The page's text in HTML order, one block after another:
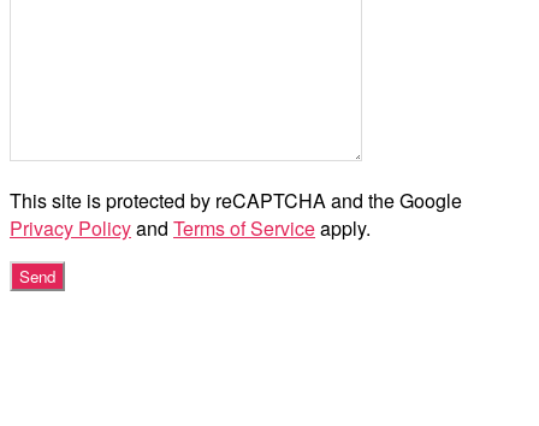
This site is protected by reCAPTCHA and the Google
Privacy Policyand Terms of Serviceapply.